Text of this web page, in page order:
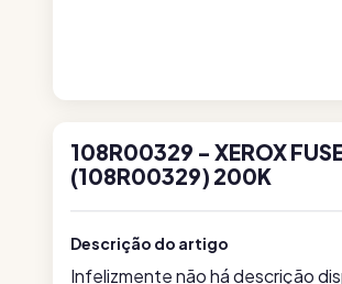
108R00329 - XEROX
(108R00329) 200K
Descrição do artigo
Infelizmente não há descrição